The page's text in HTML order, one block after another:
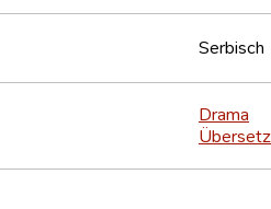
Serbisch
Drama